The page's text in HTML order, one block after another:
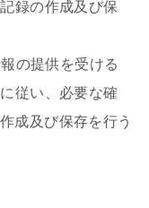
録の作成及び保
の提供を受ける
従い、必要な確
成及び保存を行う